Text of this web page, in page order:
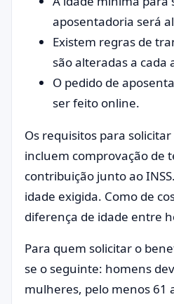
aposentadoria será
Existem regras de
são alteradas a cada
O pedido de
ser feito online.
Os requisitos para
incluem comprovação de
contribuição junto ao
idade exigida. Como de
diferença de idade entre
Para quem solicitar o
se o seguinte: homens
mulheres, pelo menos 61